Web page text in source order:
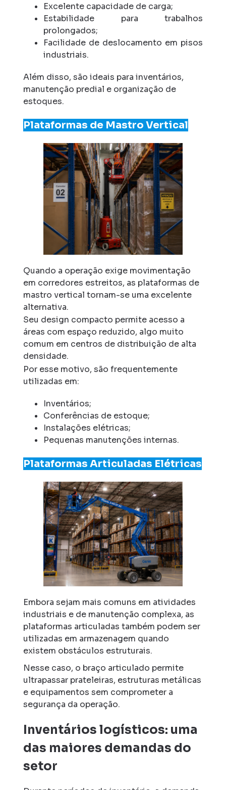
Excelente capacidade de carga;
Estabilidade para trabalhos
prolongados;
Facilidade de deslocamento em pisos
industriais.
Além disso, são ideais para inventários,
manutenção predial e organização de
estoques.
Plataformas de Mastro Vertical
Quando a operação exige movimentação
em corredores estreitos, as plataformas de
mastro vertical tornam-se uma excelente
alternativa.
Seu design compacto permite acesso a
áreas com espaço reduzido, algo muito
comum em centros de distribuição de alta
densidade.
Por esse motivo, são frequentemente
utilizadas em:
Inventários;
Conferências de estoque;
Instalações elétricas;
Pequenas manutenções internas.
Plataformas Articuladas Elétricas
Embora sejam mais comuns em atividades
industriais e de manutenção complexa, as
plataformas articuladas também podem ser
utilizadas em armazenagem quando
existem obstáculos estruturais.
Nesse caso, o braço articulado permite
ultrapassar prateleiras, estruturas metálicas
e equipamentos sem comprometer a
segurança da operação.
Inventários logísticos: uma
das maiores demandas do
setor